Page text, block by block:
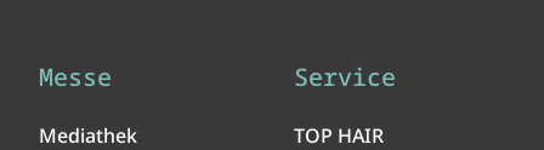
Messe
Mediathek
Service
TOP HAIR